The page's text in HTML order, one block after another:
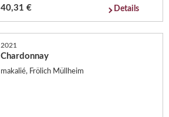
40,31 € Details
2021
Chardonnay
makalié, Frölich Müllheim